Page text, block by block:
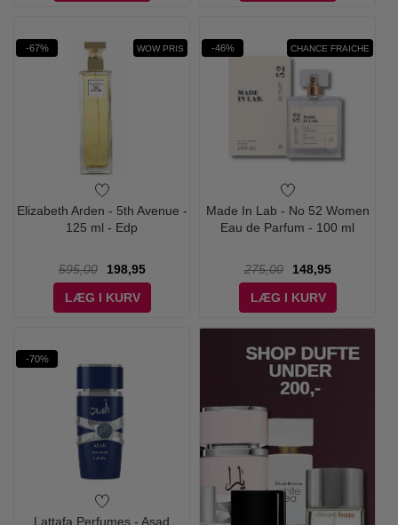
-67% WOW PRIS
Elizabeth Arden - 5th Avenue -
125 ml - Edp
595,00
198,95
LÆG I KURV
-46% CHANCE FRAICHE
Made In Lab - No 52 Women
Eau de Parfum - 100 ml
275,00
148,95
LÆG I KURV
-70%
Lattafa Perfumes - Asad